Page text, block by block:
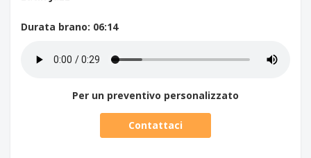
Durata brano: 06:14
Per un preventivo personalizzato
Contattaci